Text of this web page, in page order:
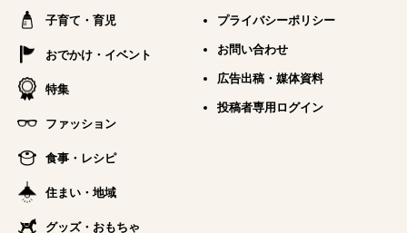
子育て・育児
おでかけ・イベント
特集
ファッション
食事・レシピ
住まい・地域
グッズ・おもちゃ
プライバシーポリシー
お問い合わせ
広告出稿・媒体資料
投稿者専用ログイン